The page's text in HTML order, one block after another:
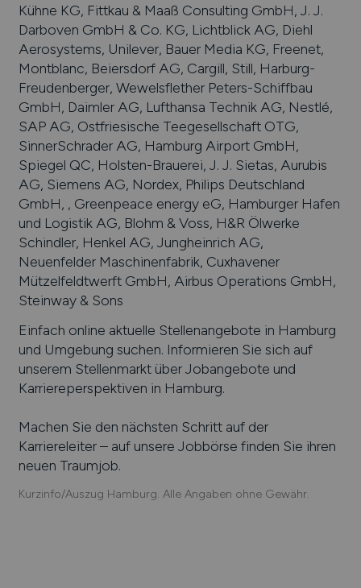
Kühne KG, Fittkau & Maaß Consulting GmbH, J. J.
Darboven GmbH & Co. KG, Lichtblick AG, Diehl
Aerosystems, Unilever, Bauer Media KG, Freenet,
Montblanc, Beiersdorf AG, Cargill, Still, Harburg-
Freudenberger, Wewelsflether Peters-Schiffbau
GmbH, Daimler AG, Lufthansa Technik AG, Nestlé,
SAP AG, Ostfriesische Teegesellschaft OTG,
SinnerSchrader AG, Hamburg Airport GmbH,
Spiegel QC, Holsten-Brauerei, J. J. Sietas, Aurubis
AG, Siemens AG, Nordex, Philips Deutschland
GmbH, , Greenpeace energy eG, Hamburger Hafen
und Logistik AG, Blohm & Voss, H&R Ölwerke
Schindler, Henkel AG, Jungheinrich AG,
Neuenfelder Maschinenfabrik, Cuxhavener
Mützelfeldtwerft GmbH, Airbus Operations GmbH,
Steinway & Sons
Einfach online aktuelle Stellenangebote in Hamburg
und Umgebung suchen. Informieren Sie sich auf
unserem Stellenmarkt über Jobangebote und
Karriereperspektiven in Hamburg.
Machen Sie den nächsten Schritt auf der
Karriereleiter – auf unsere Jobbörse finden Sie ihren
neuen Traumjob.
Kurzinfo/Auszug Hamburg. Alle Angaben ohne Gewähr.